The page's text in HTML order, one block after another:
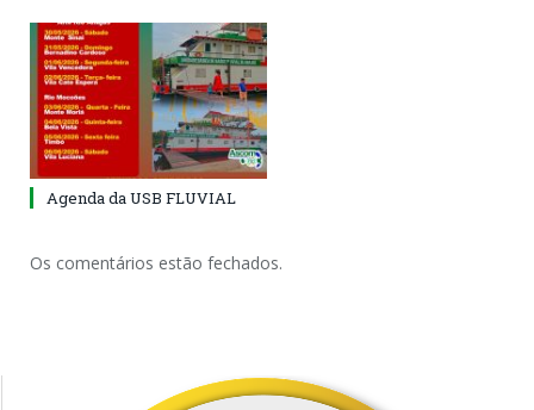
Agenda da USB FLUVIAL
Os comentários estão fechados.